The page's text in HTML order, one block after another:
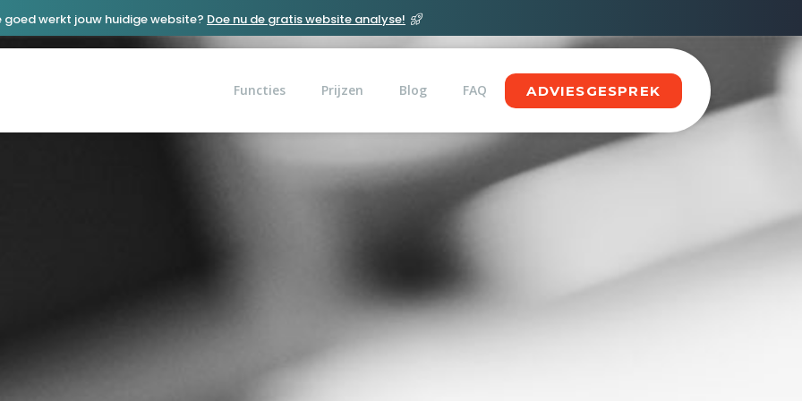
goed werkt jouw huidige website? Doe nu de gratis website analyse!
Functies Prijzen Blog FAQ ADVIESGESPREK